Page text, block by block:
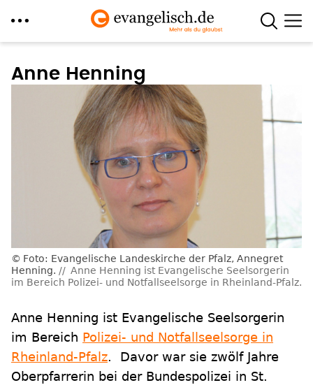
zum
Anne Henning
Foto: Evangelische Landeskirche der Pfalz, Annegret
Henning.
Anne Henning ist Evangelische Seelsorgerin
im Bereich Polizei- und Notfallseelsorge in Rheinland-Pfalz.
Anne Henning ist Evangelische Seelsorgerin
im Bereich Polizei- und Notfallseelsorge in
Rheinland-Pfalz. Davor war sie zwölf Jahre
Oberpfarrerin bei der Bundespolizei in St.